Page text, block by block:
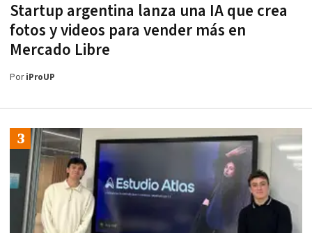
Startup argentina lanza una IA que crea
fotos y videos para vender más en
Mercado Libre
PoriProUP